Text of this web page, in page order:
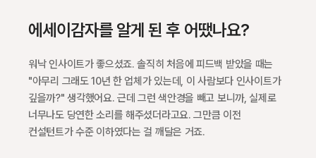
에세이감자를 알게 된 후 어땠나요?
워낙 인사이트가 좋으셨죠. 솔직히 처음에 피드백 받았을 때는
"아무리 그래도 10년 한 업체가 있는데, 이 사람보다 인사이트가
깊을까?" 생각했어요. 근데 그런 색안경을 빼고 보니까, 실제로
너무나도 당연한 소리를 해주셨더라고요. 그만큼 이전
컨설턴트가 수준 이하였다는 걸 깨달은 거죠.